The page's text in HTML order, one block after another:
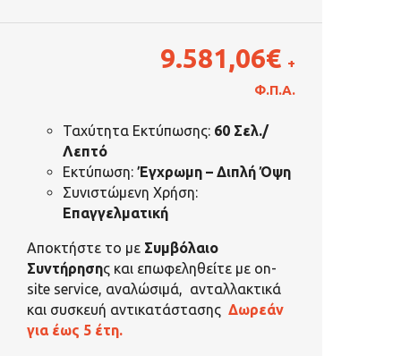
9.581,06€ +
Φ.Π.Α.
Ταχύτητα Εκτύπωσης: 60 Σελ./
Λεπτό
Εκτύπωση: Έγχρωμη – Διπλή Όψη
Συνιστώμενη Χρήση:
Επαγγελματική
Αποκτήστε το με Συμβόλαιο
Συντήρησης και επωφεληθείτε με on-
site service, αναλώσιμά, ανταλλακτικά
και συσκευή αντικατάστασης Δωρεάν
για έως 5 έτη.